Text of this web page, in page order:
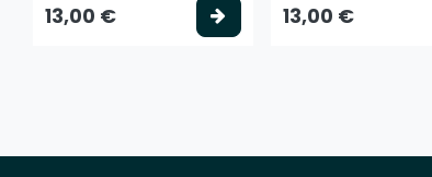
13,00 € Valitse vaihtoehto
13,00 €